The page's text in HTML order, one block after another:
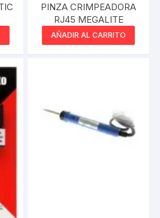
PINZA CRIMPEADORA
RJ45 MEGALITE
AÑADIR AL CARRITO